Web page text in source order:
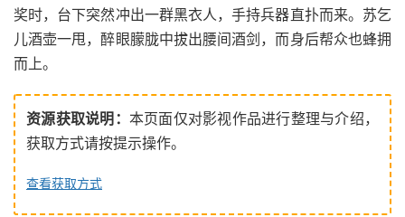
奖时，台下突然冲出一群黑衣人，手持兵器直扑而来。苏乞
儿酒壶一甩，醉眼朦胧中拔出腰间酒剑，而身后帮众也蜂拥
而上。
资源获取说明： 本页面仅对影视作品进行整理与介绍，
获取方式请按提示操作。
查看获取方式